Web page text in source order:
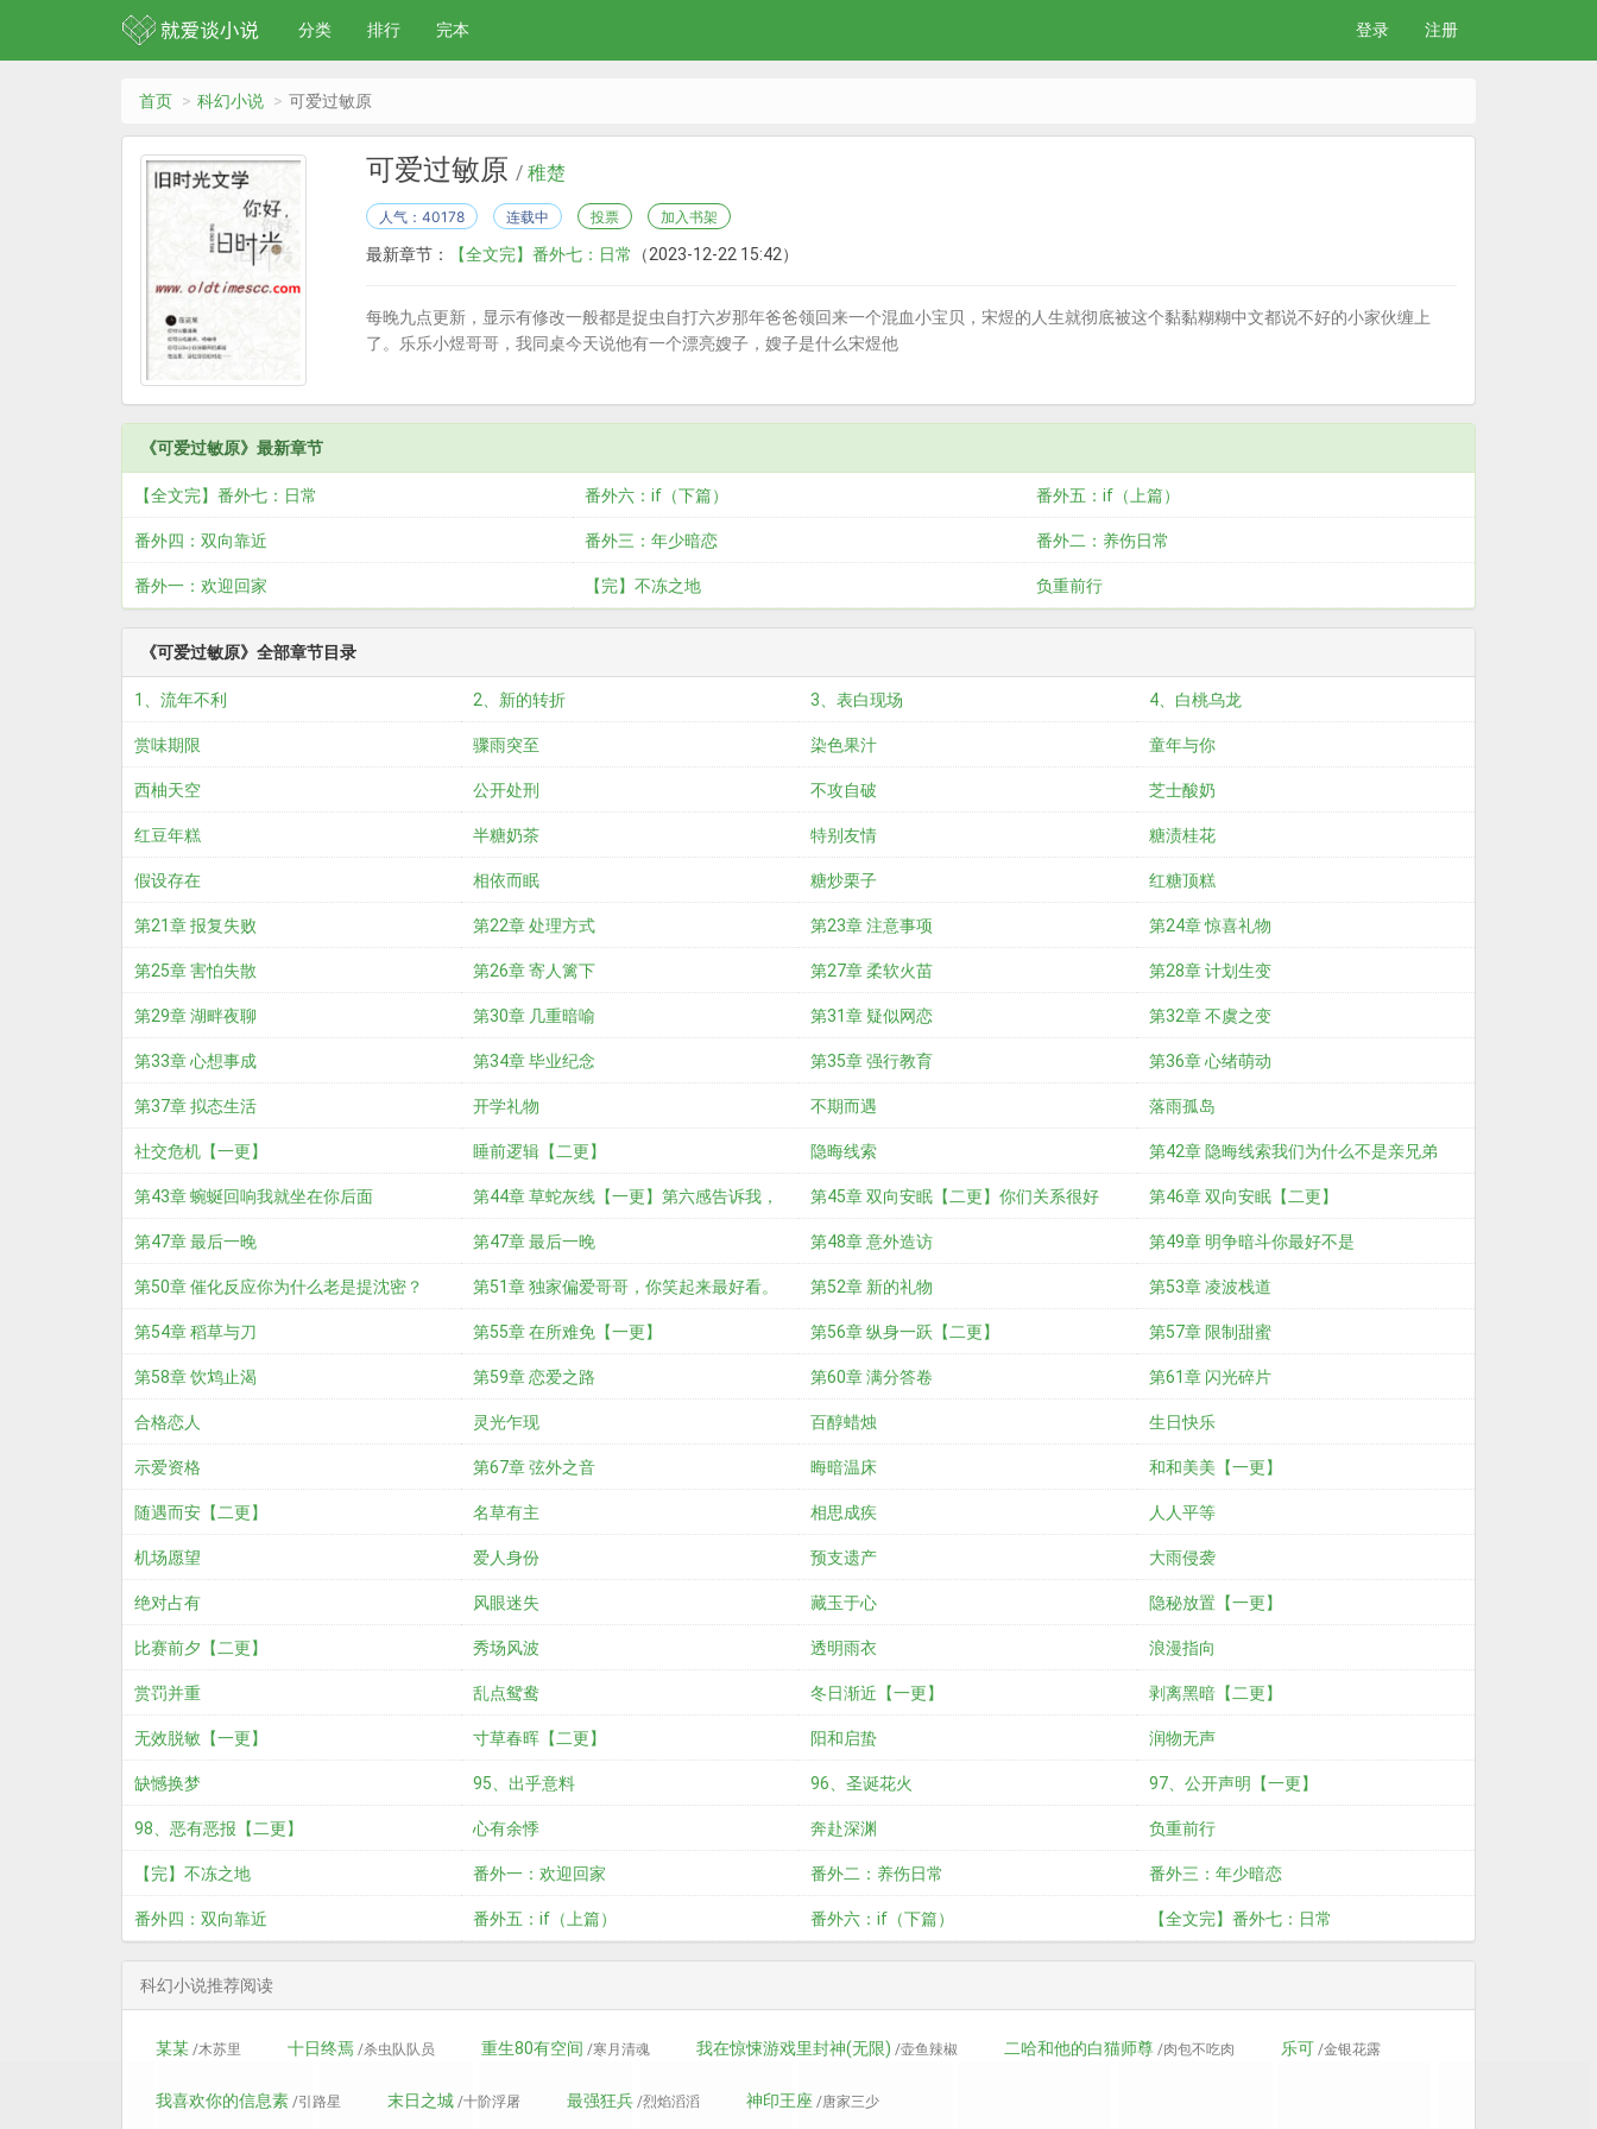
分类 排行 完本 登录 注册
首页 科幻小说 可爱过敏原
可爱过敏原 / 稚楚
人气：40178 连载中 投票 加入书架
最新章节： 【全文完】番外七：日常 （2023-12-22 15:42）
每晚九点更新，显示有修改一般都是捉虫自打六岁那年爸爸领回来一个混血小宝贝，宋煜的人生就彻底被这个黏黏糊糊中文都说不好的小家伙缠上
了。乐乐小煜哥哥，我同桌今天说他有一个漂亮嫂子，嫂子是什么宋煜他
《可爱过敏原》最新章节
【全文完】番外七：日常 番外六：if（下篇） 番外五：if（上篇）
番外四：双向靠近 番外三：年少暗恋 番外二：养伤日常
番外一：欢迎回家 【完】不冻之地 负重前行
《可爱过敏原》全部章节目录
1、流年不利 2、新的转折 3、表白现场 4、白桃乌龙
赏味期限 骤雨突至 染色果汁 童年与你
西柚天空 公开处刑 不攻自破 芝士酸奶
红豆年糕 半糖奶茶 特别友情 糖渍桂花
假设存在 相依而眠 糖炒栗子 红糖顶糕
第21章 报复失败 第22章 处理方式 第23章 注意事项 第24章 惊喜礼物
第25章 害怕失散 第26章 寄人篱下 第27章 柔软火苗 第28章 计划生变
第29章 湖畔夜聊 第30章 几重暗喻 第31章 疑似网恋 第32章 不虞之变
第33章 心想事成 第34章 毕业纪念 第35章 强行教育 第36章 心绪萌动
第37章 拟态生活 开学礼物 不期而遇 落雨孤岛
社交危机【一更】 睡前逻辑【二更】 隐晦线索 第42章 隐晦线索我们为什么不是亲兄弟
呢……
第43章 蜿蜒回响我就坐在你后面 第44章 草蛇灰线【一更】第六感告诉我，
宋煜……
第45章 双向安眠【二更】你们关系很好
吗……
第46章 双向安眠【二更】
第47章 最后一晚 第47章 最后一晚 第48章 意外造访 第49章 明争暗斗你最好不是
第50章 催化反应你为什么老是提沈密？ 第51章 独家偏爱哥哥，你笑起来最好看。
……
第52章 新的礼物 第53章 凌波栈道
第54章 稻草与刀 第55章 在所难免【一更】 第56章 纵身一跃【二更】 第57章 限制甜蜜
第58章 饮鸩止渴 第59章 恋爱之路 第60章 满分答卷 第61章 闪光碎片
合格恋人 灵光乍现 百醇蜡烛 生日快乐
示爱资格 第67章 弦外之音 晦暗温床 和和美美【一更】
随遇而安【二更】 名草有主 相思成疾 人人平等
机场愿望 爱人身份 预支遗产 大雨侵袭
绝对占有 风眼迷失 藏玉于心 隐秘放置【一更】
比赛前夕【二更】 秀场风波 透明雨衣 浪漫指向
赏罚并重 乱点鸳鸯 冬日渐近【一更】 剥离黑暗【二更】
无效脱敏【一更】 寸草春晖【二更】 阳和启蛰 润物无声
缺憾换梦 95、出乎意料 96、圣诞花火 97、公开声明【一更】
98、恶有恶报【二更】 心有余悸 奔赴深渊 负重前行
【完】不冻之地 番外一：欢迎回家 番外二：养伤日常 番外三：年少暗恋
番外四：双向靠近 番外五：if（上篇） 番外六：if（下篇） 【全文完】番外七：日常
科幻小说推荐阅读
某某 /木苏里 十日终焉 /杀虫队队员 重生80有空间 /寒月清魂 我在惊悚游戏里封神(无限) /壶鱼辣椒 二哈和他的白猫师尊 /肉包不吃肉 乐可 /金银花露
我喜欢你的信息素 /引路星 末日之城 /十阶浮屠 最强狂兵 /烈焰滔滔 神印王座 /唐家三少